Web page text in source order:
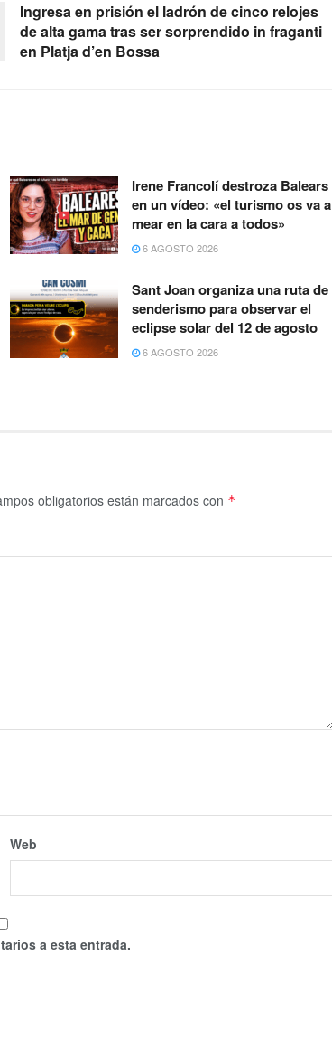
Ingresa en prisión el ladrón de cinco relojes
de alta gama tras ser sorprendido in fraganti
en Platja d’en Bossa
Irene Francolí destroza Balears
en un vídeo: «el turismo os va a
mear en la cara a todos»
6 AGOSTO 2026
Sant Joan organiza una ruta de
senderismo para observar el
eclipse solar del 12 de agosto
6 AGOSTO 2026
obligatorios están marcados con *
Web
a esta entrada.